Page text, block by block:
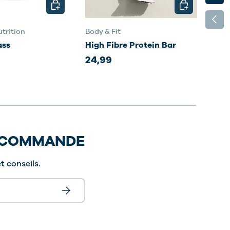
Body & Fit
High Fibre Protein Bar
24,99
conseils.
S’inscrire